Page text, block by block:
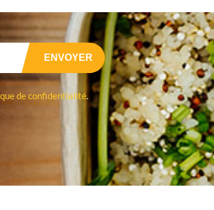
de confidentialité.